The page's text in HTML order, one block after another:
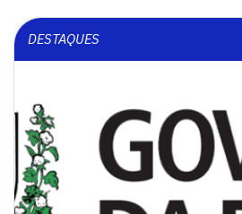
DESTAQUES